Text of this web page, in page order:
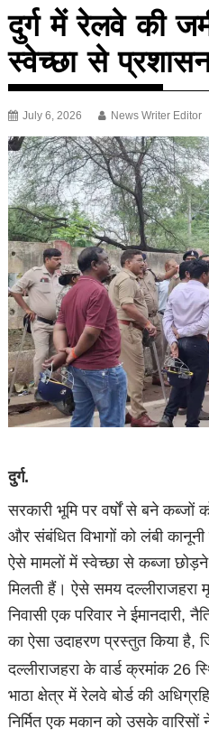
दुर्ग में रेलवे की
स्वेच्छा से
July 6, 2026 News Writer Editor
दुर्ग.
सरकारी भूमि पर वर्षों से बने
और संबंधित विभागों को लंबी
ऐसे मामलों में स्वेच्छा से कब्जा
मिलती हैं। ऐसे समय दल्लीराजहरा
निवासी एक परिवार ने ईमानदारी,
का ऐसा उदाहरण प्रस्तुत किया है,
दल्लीराजहरा के वार्ड क्रमांक 26
भाठा क्षेत्र में रेलवे बोर्ड की
निर्मित एक मकान को उसके